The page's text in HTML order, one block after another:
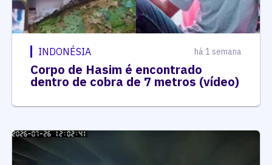
INDONÉSIA há 1 semana
Corpo de Hasim é encontrado
dentro de cobra de 7 metros (vídeo)